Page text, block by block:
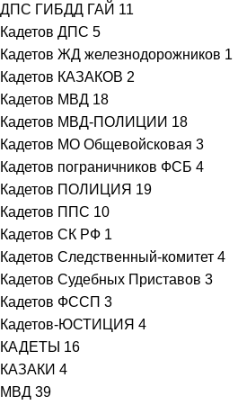
ДПС ГИБДД ГАЙ 11
Кадетов ДПС 5
Кадетов ЖД железнодорожников 1
Кадетов КАЗАКОВ 2
Кадетов МВД 18
Кадетов МВД-ПОЛИЦИИ 18
Кадетов МО Общевойсковая 3
Кадетов пограничников ФСБ 4
Кадетов ПОЛИЦИЯ 19
Кадетов ППС 10
Кадетов СК РФ 1
Кадетов Следственный-комитет 4
Кадетов Судебных Приставов 3
Кадетов ФССП 3
Кадетов-ЮСТИЦИЯ 4
КАДЕТЫ 16
КАЗАКИ 4
МВД 39